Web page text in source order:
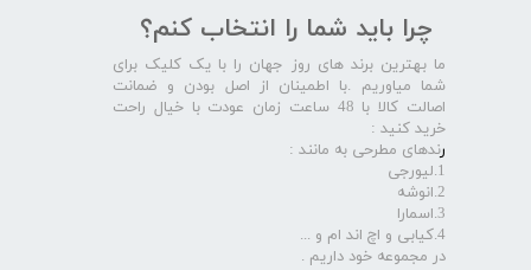
چرا باید شما را انتخاب کنم؟
ما بهترین برند های روز جهان را با یک کلیک برای
شما میاوریم .با اطمینان از اصل بودن و ضمانت
اصالت کالا با 48 ساعت زمان عودت با خیال راحت
خرید کنید :
رندهای مطرحی به مانند :
1.لیورجی
2.انوشه
3.اسمارا
4.کیابی و اچ اند ام و ...
در مجموعه خود داریم .​​​​​​​